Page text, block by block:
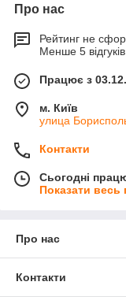
Про нас
Рейтинг не
Менше 5
Працює з
м. Київ
улица
Контакти
Сьогодні
Показати весь
Про нас
Контакти